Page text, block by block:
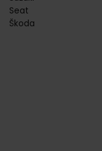
Seat
Škoda